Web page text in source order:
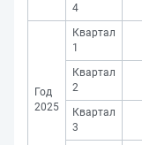
4
Год
2025
Квартал
1
Квартал
2
Квартал
3